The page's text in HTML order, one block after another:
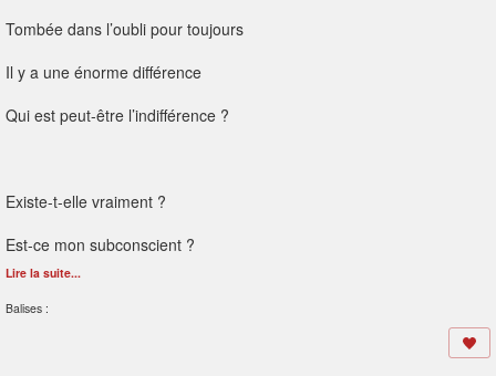
Tombée dans l’oubli pour toujours
Il y a une énorme différence
Qui est peut-être l’indifférence ?
Existe-t-elle vraiment ?
Est-ce mon subconscient ?
Lire la suite...
Balises :